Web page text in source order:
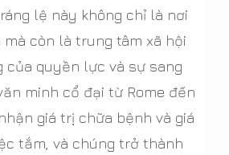
lệ này không chỉ là nơi
còn là trung tâm xã hội
của quyền lực và sự sang
minh cổ đại từ Rome đến
giá trị chữa bệnh và giá
tắm, và chúng trở thành